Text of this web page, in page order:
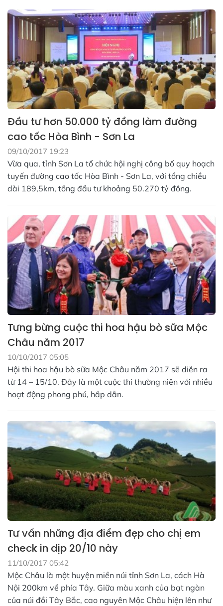
Đầu tư hơn 50.000 tỷ đồng làm đường
cao tốc Hòa Bình - Sơn La
09/10/2017 19:23
Vừa qua, tỉnh Sơn La tổ chức hội nghị công bố quy hoạch
tuyến đường cao tốc Hòa Bình - Sơn La, với tổng chiều
dài 189,5km, tổng đầu tư khoảng 50.270 tỷ đồng.
Tưng bừng cuộc thi hoa hậu bò sữa Mộc
Châu năm 2017
10/10/2017 05:05
Hội thi hoa hậu bò sữa Mộc Châu năm 2017 sẽ diễn ra
từ 14 – 15/10. Đây là một cuộc thi thường niên với nhiều
hoạt động phong phú, hấp dẫn.
Tư vấn những địa điểm đẹp cho chị em
check in dịp 20/10 này
11/10/2017 05:42
Mộc Châu là một huyện miền núi tỉnh Sơn La, cách Hà
Nội 200km về phía Tây. Giữa màu xanh của bạt ngàn
của núi đồi Tây Bắc, cao nguyên Mộc Châu hiện lên như